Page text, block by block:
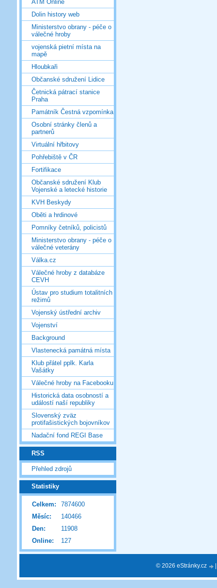
ATM Online
Dolin history web
Ministerstvo obrany - péče o
válečné hroby
vojenská pietní místa na
mapě
Hloubkaři
Občanské sdružení Lidice
Četnická pátrací stanice
Praha
Památník Čestná vzpomínka
Osobní stránky členů a
partnerů
Virtuální hřbitovy
Pohřebiště v ČR
Fortifikace
Občanské sdružení Klub
Vojenské a letecké historie
KVH Beskydy
Oběti a hrdinové
Pomníky četníků, policistů
Ministerstvo obrany - péče o
válečné veterány
Válka.cz
Válečné hroby z databáze
CEVH
Ústav pro studium totalitních
režimů
Vojenský ústřední archiv
Vojenství
Background
Vlastenecká památná místa
Klub přátel pplk. Karla
Vašátky
Válečné hroby na Facebooku
Historická data osobností a
událostí naší republiky
Slovenský zväz
protifašistických bojovníkov
Nadační fond REGI Base
RSS
Přehled zdrojů
Statistiky
Online: 127
Celkem:
7874600
Měsíc:
140466
Den:
11908
© 2026 eStránky.cz